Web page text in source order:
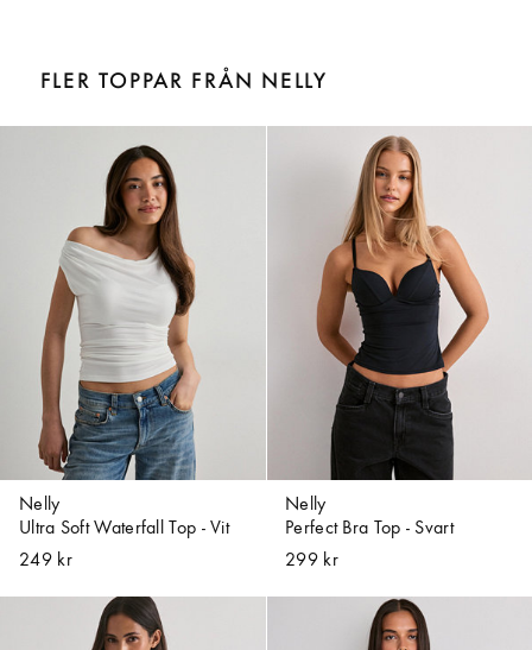
FLER TOPPAR FRÅN NELLY
Nelly
Ultra Soft Waterfall Top - Vit
249 kr
Nelly
Perfect Bra Top - Svart
299 kr